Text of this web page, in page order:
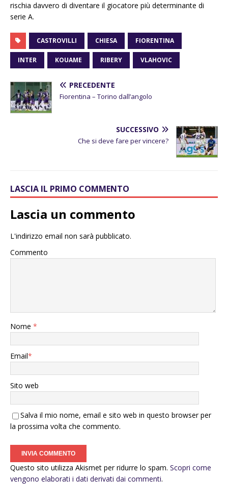
rischia davvero di diventare il giocatore più determinante di
serie A.
CASTROVILLI CHIESA FIORENTINA
INTER KOUAME RIBERY VLAHOVIC
PRECEDENTE
Fiorentina – Torino dall’angolo
SUCCESSIVO
Che si deve fare per vincere?
LASCIA IL PRIMO COMMENTO
Lascia un commento
L'indirizzo email non sarà pubblicato.
Commento
Nome *
Email*
Sito web
Salva il mio nome, email e sito web in questo browser per
la prossima volta che commento.
Questo sito utilizza Akismet per ridurre lo spam. Scopri come
vengono elaborati i dati derivati dai commenti.